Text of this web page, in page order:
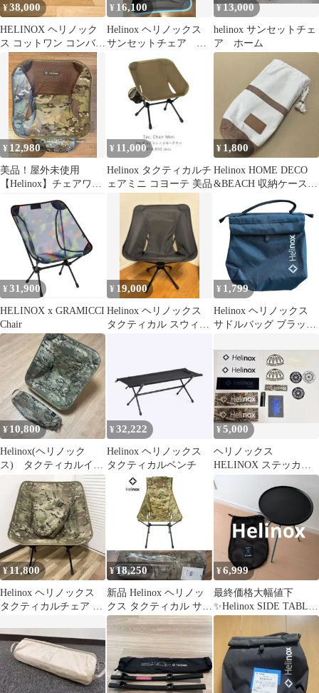
¥38,000
HELINOX ヘリノック
ス コットワン コンバー
チブル ブラックアウト
¥ 16,100
Helinox ヘリノックス
サンセットチェア ブ
ラック×ブルー 美品
¥13,000
helinox サンセットチェ
ア ホーム
¥ 12,980
美品！屋外未使用
【Helinox】チェアワン
¥ 11,000
Helinox タクティカルチ
ェアミニ コヨーテ 美品
¥ 1,800
Helinox HOME DECO
&BEACH 収納ケース
コンフォートチェア
¥ 31,900
HELINOX x GRAMICCI
Chair
¥ 19,000
Helinox ヘリノックス
タクティカル スウィベ
¥ 1,799
Helinox ヘリノックス
サドルバッグ ブラック
プ
¥ 10,800
Helinox(ヘリノック
ス) タクティカルイン
クラインチェア (マル
チカモ）
¥32,222
Helinox ヘリノックス
タクティカルベンチ
¥5,000
ヘリノックス
HELINOX ステッカー
まとめ
¥11,800
Helinox ヘリノックス
タクティカルチェア マ
¥18,250
新品 Helinox ヘリノッ
クス タクティカル サン
セットチェア マルチカ
モ
¥6,999
最終価格大幅値下
✨Helinox SIDE TABLE
S 黒/青 収納バッグ付